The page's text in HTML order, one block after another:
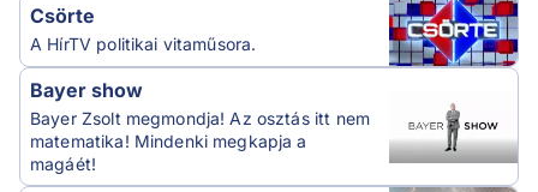
Csörte
A HírTV politikai vitaműsora.
Bayer show
Bayer Zsolt megmondja! Az osztás itt nem
matematika! Mindenki megkapja a
magáét!